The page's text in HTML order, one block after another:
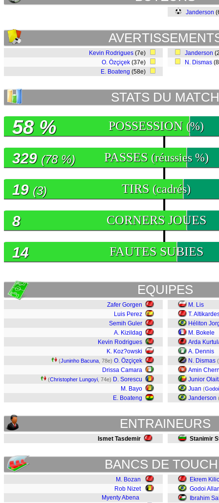
Janderson
Kevin Rodrigues (7e)
O. Özçiçek (37e)
E. Boateng (58e)
Janderson
N. Dismas
STATS DU MATCH
POSSESSION (%)
58 %
PASSES (réussies %)
329 (78 %)
TIRS (cadrés)
19 (3)
CORNERS JOUES
8
FAUTES SUBIES
14
EQUIPES
Zafer Gorgen
Luis Perez
Semih Guler
A. Kizildag
Kevin Rodrigues
K. Koz?owski
(Juninho Bacuna , 78e) O. Özçiçek
Drissa Camara
(Christopher Lungoyi , 74e) D. Sorescu
M. Bayo
E. Boateng
M. Lis
T.
Héliton
M. Bokele
Arda
A. Dennis
N. Dismas (
Amin
Junior
Juan (
Janderson
ENTRAINEURS
Ismet Tasdemir Stanimir
BANCS DE
M. Bozan
Rob Nizet
Myenty Abena
Ekrem
Godoi
Ibrahim